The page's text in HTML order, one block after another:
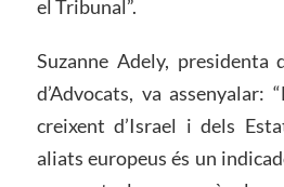
el Tribunal”.
Suzanne Adely, presidenta
d’Advocats, va assenyalar:
creixent d’Israel i dels
aliats europeus és un